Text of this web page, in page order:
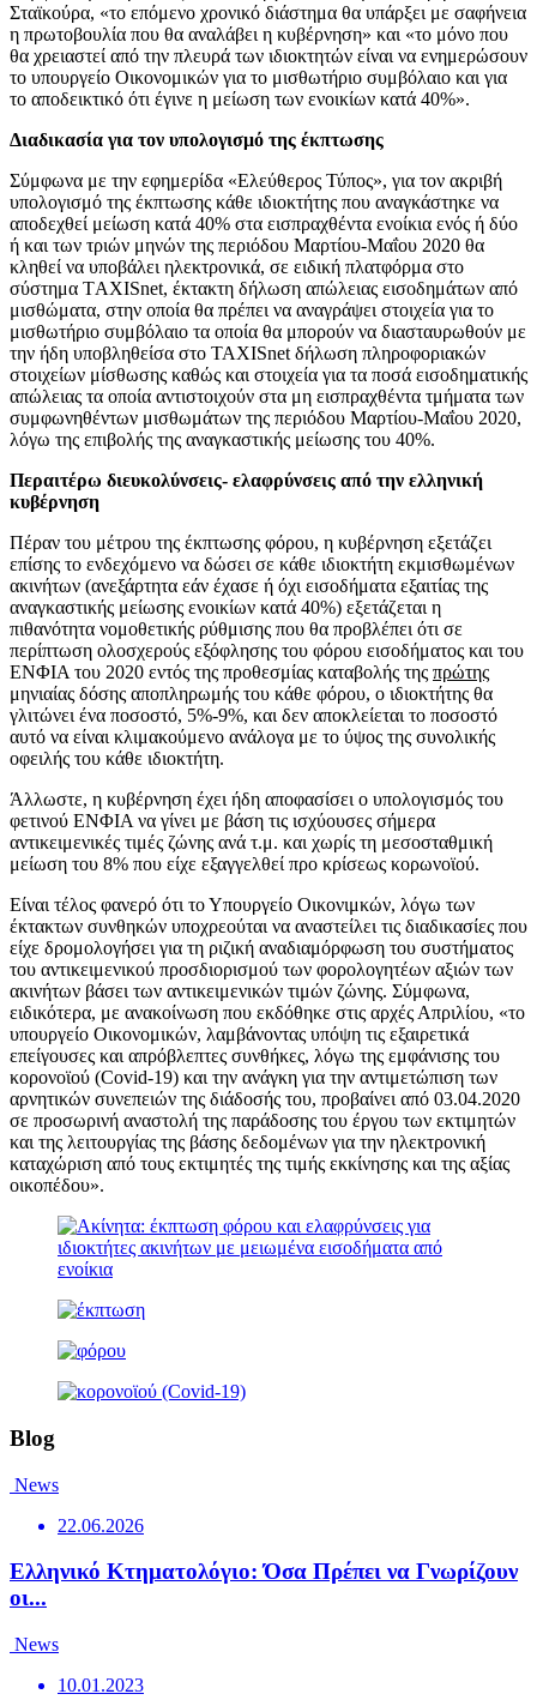
Σταϊκούρα, «το επόμενο χρονικό διάστημα θα υπάρξει με σαφήνεια
η πρωτοβουλία που θα αναλάβει η κυβέρνηση» και «το μόνο που
θα χρειαστεί από την πλευρά των ιδιοκτητών είναι να ενημερώσουν
το υπουργείο Οικονομικών για το μισθωτήριο συμβόλαιο και για
το αποδεικτικό ότι έγινε η μείωση των ενοικίων κατά 40%».
Διαδικασία για τον υπολογισμό της έκπτωσης
Σύμφωνα με την εφημερίδα «Ελεύθερος Τύπος», για τον ακριβή
υπολογισμό της έκπτωσης κάθε ιδιοκτήτης που αναγκάστηκε να
αποδεχθεί μείωση κατά 40% στα εισπραχθέντα ενοίκια ενός ή δύο
ή και των τριών μηνών της περιόδου Μαρτίου-Μαΐου 2020 θα
κληθεί να υποβάλει ηλεκτρονικά, σε ειδική πλατφόρμα στο
σύστημα ΤAXISnet, έκτακτη δήλωση απώλειας εισοδημάτων από
μισθώματα, στην οποία θα πρέπει να αναγράψει στοιχεία για το
μισθωτήριο συμβόλαιο τα οποία θα μπορούν να διασταυρωθούν με
την ήδη υποβληθείσα στο ΤΑXISnet δήλωση πληροφοριακών
στοιχείων μίσθωσης καθώς και στοιχεία για τα ποσά εισοδηματικής
απώλειας τα οποία αντιστοιχούν στα μη εισπραχθέντα τμήματα των
συμφωνηθέντων μισθωμάτων της περιόδου Μαρτίου-Μαΐου 2020,
λόγω της επιβολής της αναγκαστικής μείωσης του 40%.
Περαιτέρω διευκολύνσεις- ελαφρύνσεις από την ελληνική
κυβέρνηση
Πέραν του μέτρου της έκπτωσης φόρου, η κυβέρνηση εξετάζει
επίσης το ενδεχόμενο να δώσει σε κάθε ιδιοκτήτη εκμισθωμένων
ακινήτων (ανεξάρτητα εάν έχασε ή όχι εισοδήματα εξαιτίας της
αναγκαστικής μείωσης ενοικίων κατά 40%) εξετάζεται η
πιθανότητα νομοθετικής ρύθμισης που θα προβλέπει ότι σε
περίπτωση ολοσχερούς εξόφλησης του φόρου εισοδήματος και του
ΕΝΦΙΑ του 2020 εντός της προθεσμίας καταβολής της πρώτης
μηνιαίας δόσης αποπληρωμής του κάθε φόρου, ο ιδιοκτήτης θα
γλιτώνει ένα ποσοστό, 5%-9%, και δεν αποκλείεται το ποσοστό
αυτό να είναι κλιμακούμενο ανάλογα με το ύψος της συνολικής
οφειλής του κάθε ιδιοκτήτη.
Άλλωστε, η κυβέρνηση έχει ήδη αποφασίσει ο υπολογισμός του
φετινού ΕΝΦΙΑ να γίνει με βάση τις ισχύουσες σήμερα
αντικειμενικές τιμές ζώνης ανά τ.μ. και χωρίς τη μεσοσταθμική
μείωση του 8% που είχε εξαγγελθεί προ κρίσεως κορωνοϊού.
Είναι τέλος φανερό ότι το Υπουργείο Οικονιμκών, λόγω των
έκτακτων συνθηκών υποχρεούται να αναστείλει τις διαδικασίες που
είχε δρομολογήσει για τη ριζική αναδιαμόρφωση του συστήματος
του αντικειμενικού προσδιορισμού των φορολογητέων αξιών των
ακινήτων βάσει των αντικειμενικών τιμών ζώνης. Σύμφωνα,
ειδικότερα, με ανακοίνωση που εκδόθηκε στις αρχές Απριλίου, «το
υπουργείο Οικονομικών, λαμβάνοντας υπόψη τις εξαιρετικά
επείγουσες και απρόβλεπτες συνθήκες, λόγω της εμφάνισης του
κορονοϊού (Covid-19) και την ανάγκη για την αντιμετώπιση των
αρνητικών συνεπειών της διάδοσής του, προβαίνει από 03.04.2020
σε προσωρινή αναστολή της παράδοσης του έργου των εκτιμητών
και της λειτουργίας της βάσης δεδομένων για την ηλεκτρονική
καταχώριση από τους εκτιμητές της τιμής εκκίνησης και της αξίας
οικοπέδου».
Blog
News
22.06.2026
Ελληνικό Κτηματολόγιο: Όσα Πρέπει να Γνωρίζουν
οι...
News
10.01.2023